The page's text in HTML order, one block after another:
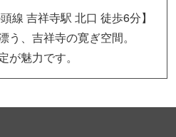
線 吉祥寺駅 北口 徒歩6分】
、吉祥寺の寛ぎ空間。
魅力です。